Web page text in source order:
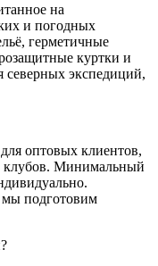
на
и погодных
герметичные
куртки и
северных экспедиций,
оптовых клиентов,
клубов. Минимальный
подготовим